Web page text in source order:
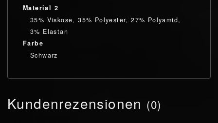
Material 2
35% Viskose, 35% Polyester, 27% Polyamid,
3% Elastan
Farbe
Schwarz
Kundenrezensionen (0)